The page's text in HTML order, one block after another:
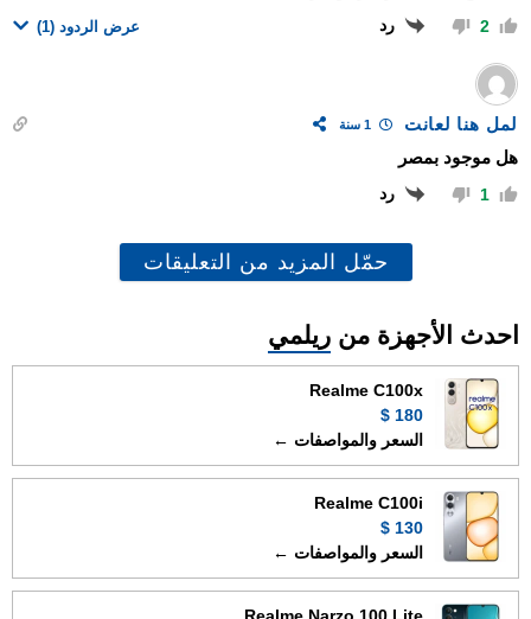
2 رد عرض الردود (1)
لمل هنا لعانت 1 سنة
هل موجود بمصر
1 رد
حمّل المزيد من التعليقات
احدث الأجهزة من ريلمي
Realme C100x
180 $
السعر والمواصفات ←
Realme C100i
130 $
السعر والمواصفات ←